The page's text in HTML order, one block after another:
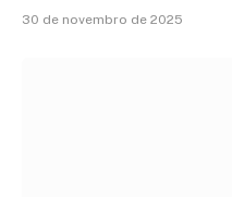
30 de novembro de 2025